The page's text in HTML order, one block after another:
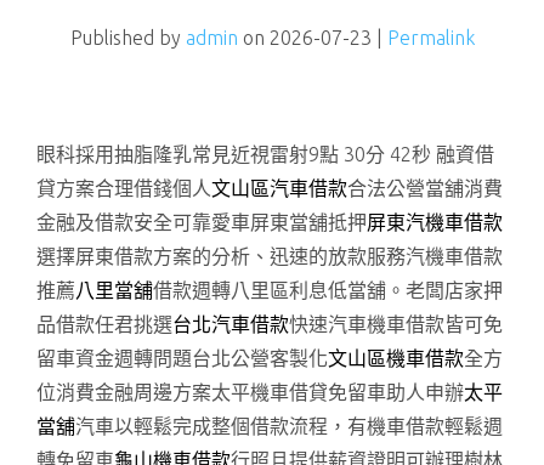
Published by admin on 2026-07-23 Permalink
眼科採用抽脂隆乳常見近視雷射9點 30分 42秒 融資借
貸方案合理借錢個人文山區汽車借款合法公營當舖消費
金融及借款安全可靠愛車屏東當舖抵押屏東汽機車借款
選擇屏東借款方案的分析、迅速的放款服務汽機車借款
推薦八里當舖借款週轉八里區利息低當舖。老闆店家押
品借款任君挑選台北汽車借款快速汽車機車借款皆可免
留車資金週轉問題台北公營客製化文山區機車借款全方
位消費金融周邊方案太平機車借貸免留車助人申辦太平
當舖汽車以輕鬆完成整個借款流程，有機車借款輕鬆週
轉免留車龜山機車借款行照且提供薪資證明可辦理樹林